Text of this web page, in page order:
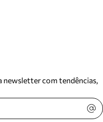
newsletter com tendências,